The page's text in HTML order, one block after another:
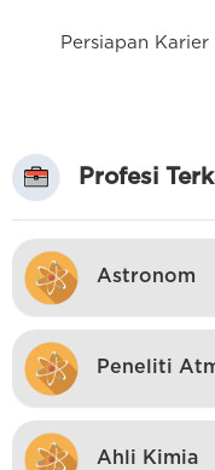
Persiapan Karier
Profesi
Astronom
Peneliti
Ahli Kimia